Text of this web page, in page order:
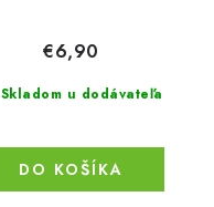
Skladom u dodávateľa
€6,90
DO KOŠÍKA